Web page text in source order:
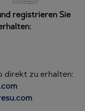
registrieren Sie
direkt zu erhalten: